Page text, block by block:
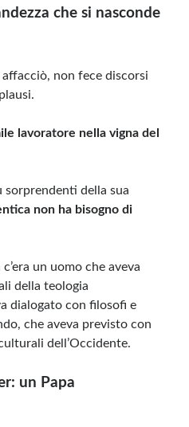
che si nasconde
non fece discorsi
lavoratore nella vigna del
sorprendenti della sua
non ha bisogno di
un uomo che aveva
della teologia
dialogato con filosofi e
che aveva previsto con
dell’Occidente.
un Papa